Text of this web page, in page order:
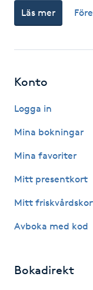
Koppningsmassage
Kroppspeeling
Kärlbehandling
Laserbehandling
Läs mer
Konto
Logga in
Mina bokningar
Mina favoriter
Mitt presentkort
Mitt
Avboka med kod
Bokadirekt